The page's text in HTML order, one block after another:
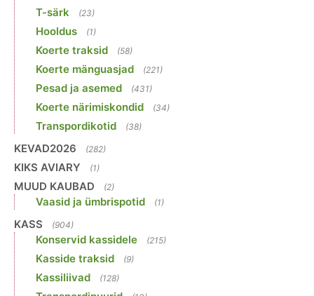
T-särk (23)
Hooldus (1)
Koerte traksid (58)
Koerte mänguasjad (221)
Pesad ja asemed (431)
Koerte närimiskondid (34)
Transpordikotid (38)
KEVAD2026 (282)
KIKS AVIARY (1)
MUUD KAUBAD (2)
Vaasid ja ümbrispotid (1)
KASS (904)
Konservid kassidele (215)
Kasside traksid (9)
Kassiliivad (128)